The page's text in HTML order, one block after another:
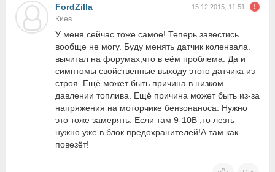
FordZilla
15.12.2015, 11:51
Киев
У меня сейчас тоже самое! Теперь завестись
вообще не могу. Буду менять датчик коленвала.
вычитал на форумах,что в еём проблема. Да и
симптомы свойственные выходу этого датчика из
строя. Ещё может быть причина в низком
давлении топлива. Ещё причина может быть из-за
напряжения на моторчике бензонаноса. Нужно
это тоже замерять. Если там 9-10В ,то лезть
нужно уже в блок предохранителей!А там как
повезёт!